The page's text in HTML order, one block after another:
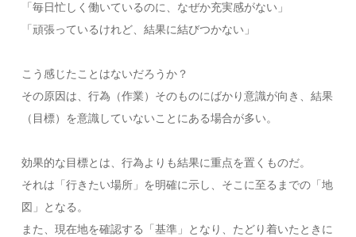
「毎日忙しく働いているのに、なぜか充実感がない」
「頑張っているけれど、結果に結びつかない」
こう感じたことはないだろうか？
その原因は、行為（作業）そのものにばかり意識が向き、結果
（目標）を意識していないことにある場合が多い。
効果的な目標とは、行為よりも結果に重点を置くものだ。
それは「行きたい場所」を明確に示し、そこに至るまでの「地
図」となる。
また、現在地を確認する「基準」となり、たどり着いたときに